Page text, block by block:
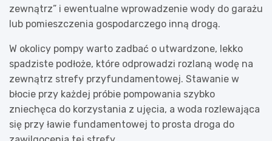
zewnątrz” i ewentualne wprowadzenie wody do garażu
lub pomieszczenia gospodarczego inną drogą.
W okolicy pompy warto zadbać o utwardzone, lekko
spadziste podłoże, które odprowadzi rozlaną wodę na
zewnątrz strefy przyfundamentowej. Stawanie w
błocie przy każdej próbie pompowania szybko
zniechęca do korzystania z ujęcia, a woda rozlewająca
się przy ławie fundamentowej to prosta droga do